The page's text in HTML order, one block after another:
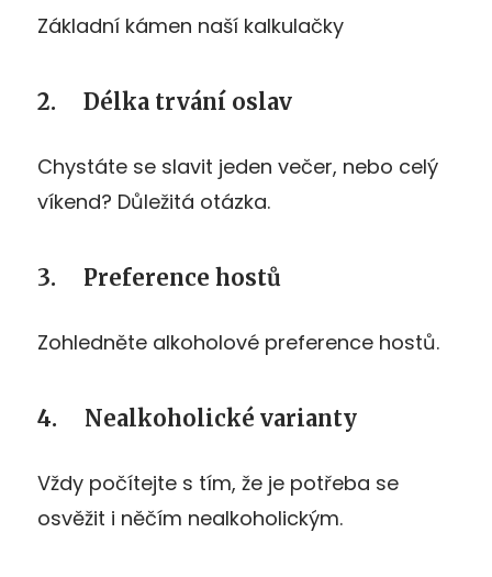
Základní kámen naší kalkulačky
2. Délka trvání oslav
Chystáte se slavit jeden večer, nebo celý
víkend? Důležitá otázka.
3. Preference hostů
Zohledněte alkoholové preference hostů.
4. Nealkoholické varianty
Vždy počítejte s tím, že je potřeba se
osvěžit i něčím nealkoholickým.